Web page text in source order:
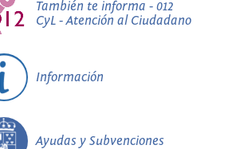
También te informa - 012
CyL - Atención al Ciudadano
Información
Ayudas y Subvenciones